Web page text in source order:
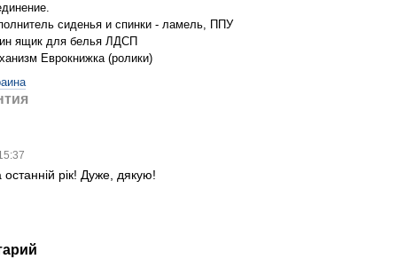
сиденья и спинки - ламель, ППУ
ящик для белья ЛДСП
Еврокнижка (ролики)
рік! Дуже, дякую!